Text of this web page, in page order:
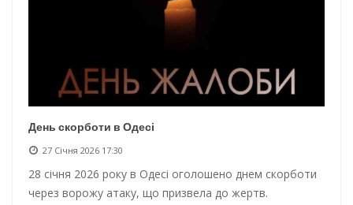
День скорботи в Одесі
27 Січня 2026 17:30
28 січня 2026 року в Одесі оголошено днем скорботи
через ворожу атаку, що призвела до жертв.